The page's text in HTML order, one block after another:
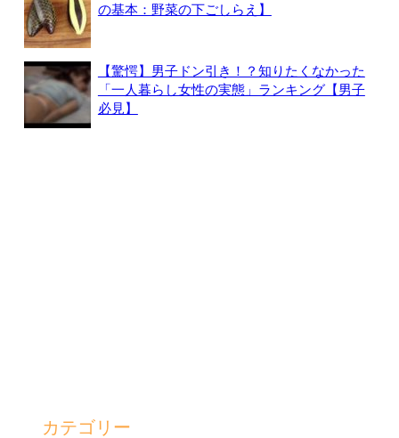
の基本：野菜の下ごしらえ】
【驚愕】男子ドン引き！？知りたくなかった
「一人暮らし女性の実態」ランキング【男子
必見】
カテゴリー